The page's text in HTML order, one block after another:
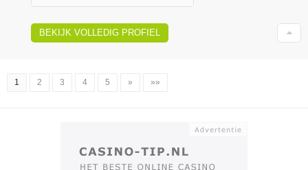
BEKIJK VOLLEDIG PROFIEL
1 2 3 4 5 » »»